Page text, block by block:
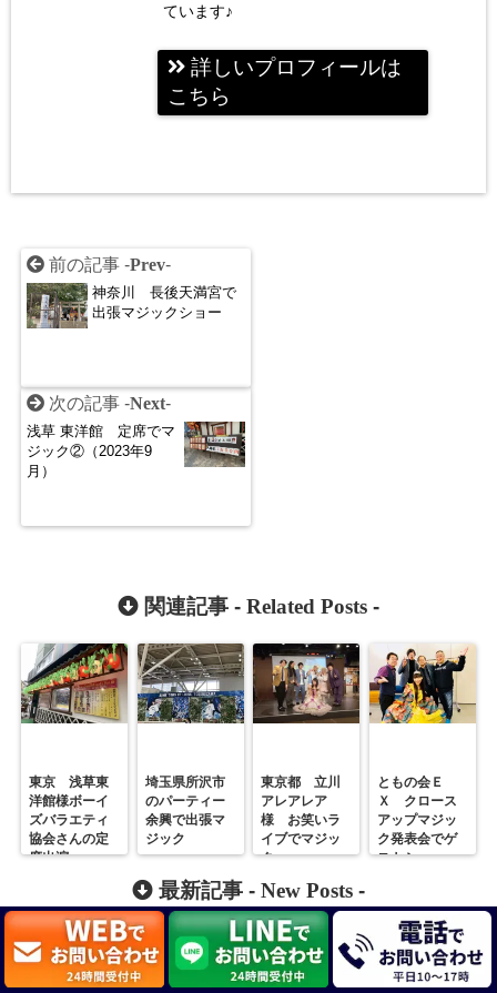
ています♪
詳しいプロフィールは
こちら
前の記事 -Prev-
神奈川 長後天満宮で
出張マジックショー
次の記事 -Next-
浅草 東洋館 定席でマ
ジック②（2023年9
月）
関連記事 - Related Posts -
東京 浅草東
洋館様ボーイ
ズバラエティ
協会さんの定
席出演
埼玉県所沢市
のパーティー
余興で出張マ
ジック
東京都 立川
アレアレア
様 お笑いラ
イブでマジッ
ク
ともの会Ｅ
Ｘ クロース
アップマジッ
ク発表会でゲ
ストショー
最新記事 - New Posts -